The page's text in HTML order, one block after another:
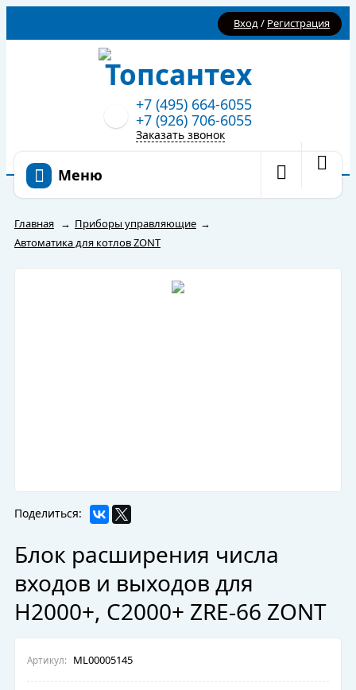
Вход/ Регистрация
+7 (495) 664-6055
+7 (926) 706-6055
Заказать звонок
Меню
Главная → Приборы управляющие →
Автоматика для котлов ZONT
Поделиться:
Блок расширения числа
входов и выходов для
Н2000+, С2000+ ZRE-66 ZONT
Артикул: ML00005145